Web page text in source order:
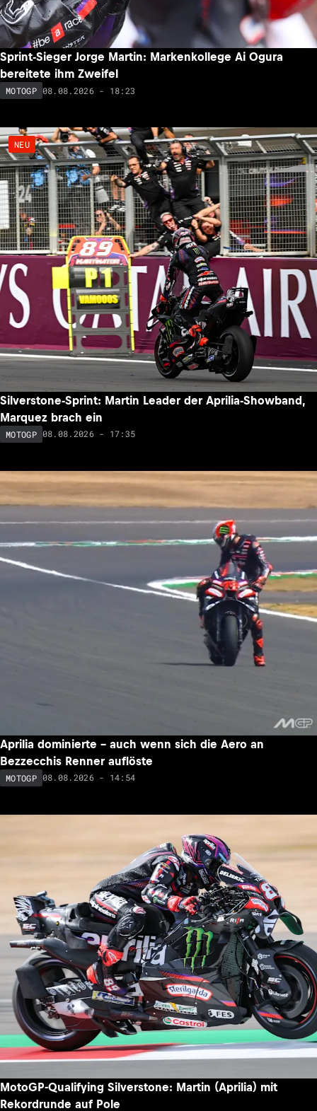
Sprint-Sieger Jorge Martin: Markenkollege Ai Ogura
bereitete ihm Zweifel
MOTOGP 08.08.2026 - 18:23
NEU
Silverstone-Sprint: Martin Leader der Aprilia-Showband,
Marquez brach ein
MOTOGP 08.08.2026 - 17:35
Aprilia dominierte – auch wenn sich die Aero an
Bezzecchis Renner auflöste
MOTOGP 08.08.2026 - 14:54
MotoGP-Qualifying Silverstone: Martin (Aprilia) mit
Rekordrunde auf Pole